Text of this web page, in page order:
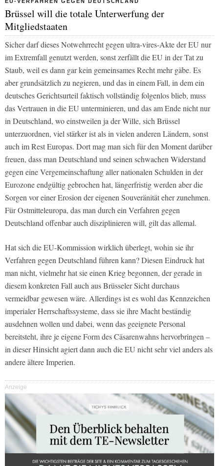
Brüssel will die totale Unterwerfung der
Mitgliedstaaten
Sicher darf dieses Notwehrrecht gegen ultra-vires-Akte der EU nur
im Extremfall genutzt werden, sonst zerfällt die EU in der Tat zu
Staub, weil es dann gar kein gemeinsames Recht mehr gäbe. Es
aber grundsätzlich zu negieren, und das in einem Fall, in dem ein
deutsches Gerichtsurteil faktisch vollständig folgenlos blieb, muss
das Vertrauen in die EU unterminieren, und das am Ende nicht nur
in Deutschland, wo einstweilen ja der Wille, sich Brüssel
unterzuordnen, viel stärker ist als in vielen anderen Ländern, sonst
auch im Rest Europas. Dort mag man sich für den Moment darüber
freuen, dass man Deutschland und seinen schwachen Widerstand
gegen eine Vergemeinschaftung aller nationalen Schulden in der
Eurozone endgültig gebrochen hat, längerfristig werden aber die
Sorgen vor einer Erosion der eigenen Souveränität eher zunehmen.
Für Ostmitteleuropa, das man durch ein Verfahren gegen
Deutschland offenbar auch disziplinieren will, gilt das allemal.
Hat sich die EU-Kommission wirklich überlegt, wohin sie ihr
Verfahren gegen Deutschland führen kann? Diesen Eindruck hat
man nicht, vielmehr hat sie einen Krieg begonnen, der gerade in
diesem konkreten Fall auch aus Brüsseler Sicht durchaus
vermeidbar gewesen wäre. Allerdings ist es wohl das Kennzeichen
imperialer Herrschaftssysteme, dass sie ihre Macht beständig
ausdehnen wollen und dabei, wenn das geeignete Personal
bereitsteht, ihre je eigene Form des Cäsarenwahns hervorbringen –
in dieser Hinsicht agiert dann auch die EU nicht sehr viel anders als
andere ältere Imperien.
Anzeige